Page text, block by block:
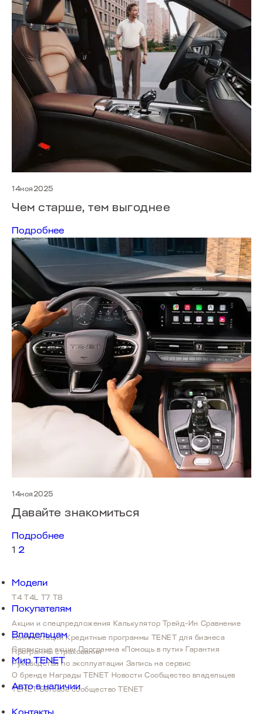
14ноя2025
Чем старше, тем выгоднее
Подробнее
14ноя2025
Давайте знакомиться
Подробнее
1 2
Модели
T4 T4L T7 T8
Покупателям
Акции и спецпредложения Калькулятор Трейд-Ин Сравнение
комплектаций Кредитные программы TENET для бизнеса
Программы страхования
Владельцам
Сервисные акции Программа «Помощь в пути» Гарантия
Руководства по эксплуатации Запись на сервис
Мир TENET
О бренде Награды TENET Новости Сообщество владельцев
TENET Беговое сообщество TENET
Авто в наличии